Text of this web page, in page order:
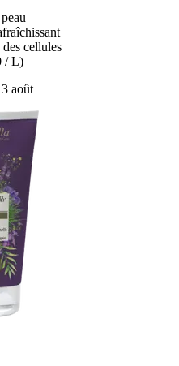
cellules
/ L)
août